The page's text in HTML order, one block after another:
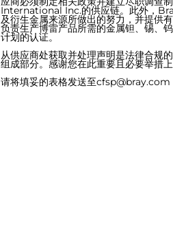
International Inc.的供应链。此外，
及衍生金属来源所做出的努力，并提供
负责生产博雷产品所需的金属钽、锡、
计划的认证。
从供应商处获取并处理声明是法律合规
组成部分。感谢您在此重要且必要举措
请将填妥的表格发送至cfsp@bray.com